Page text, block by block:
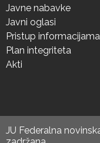
Javne nabavke
Javni oglasi
Pristup informacijama
Plan integriteta
Akti
JU Federalna